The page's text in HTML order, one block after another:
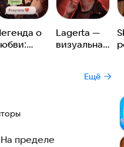
о
Lagerta —
визуальная
Ещё
пределе